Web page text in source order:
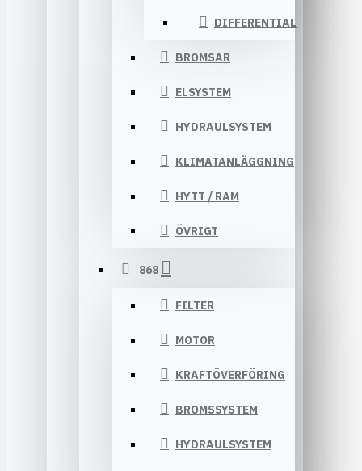
DIFFERENTIAL
BROMSAR
ELSYSTEM
HYDRAULSYSTEM
KLIMATANLÄGGNING
HYTT / RAM
ÖVRIGT
868
FILTER
MOTOR
KRAFTÖVERFÖRING
BROMSSYSTEM
HYDRAULSYSTEM